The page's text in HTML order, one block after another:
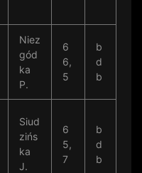
Niez
gód
ka
P.
6
6,
5
b
d
b
Siud
zińs
ka
J.
6
5,
7
b
d
b